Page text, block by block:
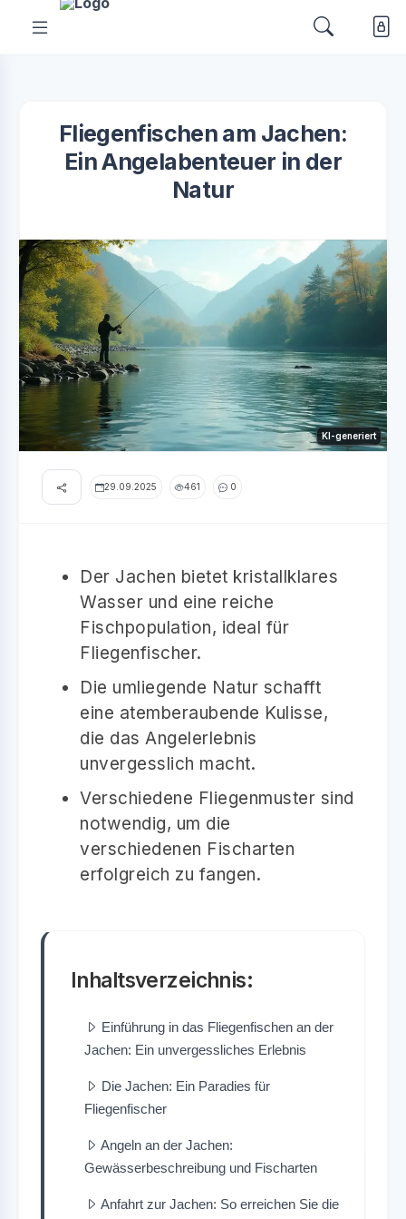
Fliegenfischen am Jachen:
Ein Angelabenteuer in der
Natur
KI-generiert
29.09.2025 461 0
Der Jachen bietet kristallklares
Wasser und eine reiche
Fischpopulation, ideal für
Fliegenfischer.
Die umliegende Natur schafft
eine atemberaubende Kulisse,
die das Angelerlebnis
unvergesslich macht.
Verschiedene Fliegenmuster sind
notwendig, um die
verschiedenen Fischarten
erfolgreich zu fangen.
Inhaltsverzeichnis:
Einführung in das Fliegenfischen an der
Jachen: Ein unvergessliches Erlebnis
Die Jachen: Ein Paradies für
Fliegenfischer
Angeln an der Jachen:
Gewässerbeschreibung und Fischarten
Anfahrt zur Jachen: So erreichen Sie die